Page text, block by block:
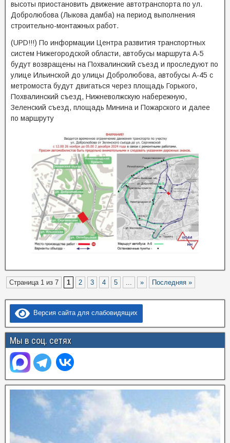
высоты приостановить движение автотранспорта по ул.
Добролюбова (Лыкова дамба) на период выполнения
строительно-монтажных работ.
(UPD!!!) По информации Центра развития транспортных
систем Нижегородской области, автобусы маршрута А-5
будут возвращены на Похвалинский съезд и проследуют по
улице Ильинской до улицы Добролюбова, автобусы А-45 с
метромоста будут двигаться через площадь Горького,
Похвалинский съезд, Нижневолжскую набережную,
Зеленский съезд, площадь Минина и Пожарского и далее
по маршруту
Страница 1 из 7 1 2 3 4 5 » Последняя »
Версия сайта для слабовидящих
Мы в соц. сетях